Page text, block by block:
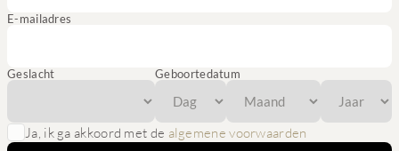
E-mailadres
Geslacht Geboortedatum
Ja, ik ga akkoord met de algemene voorwaarden